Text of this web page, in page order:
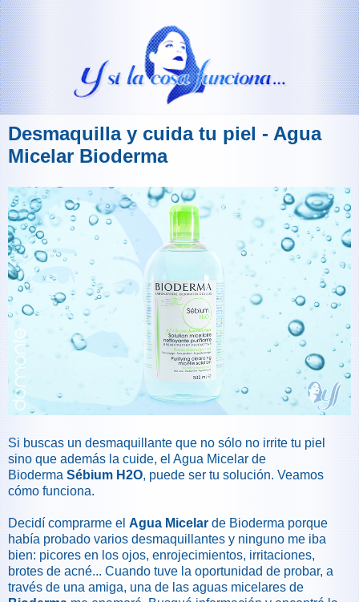
Desmaquilla y cuida tu piel - Agua
Micelar Bioderma
Si buscas un desmaquillante que no sólo no irrite tu piel
sino que además la cuide, el Agua Micelar de
Bioderma Sébium H2O, puede ser tu solución. Veamos
cómo funciona.
Decidí comprarme el Agua Micelar de Bioderma porque
había probado varios desmaquillantes y ninguno me iba
bien: picores en los ojos, enrojecimientos, irritaciones,
brotes de acné... Cuando tuve la oportunidad de probar, a
través de una amiga, una de las aguas micelares de